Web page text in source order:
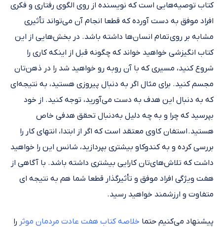
کتاب توصیه‌هایی است که نویسنده از روی الگوی رفتاری و فکری
افراد موفق به دست آورده که قطعا انجام آن می‌تواند تأثیری
مشابه بر روی تمام انسان‌ها داشته باشد. در بخش‌هایی از این
کتاب انگیزشی خواهید خواند که چگونه قبل از اینکه کاری را
شروع کنید، مسیری که با آن روبه رو خواهید شد را در ذهن‌تان
مجسم کنید. برای مثال اگر به دنبال پیروزی هستید، به نتیجه‌ای
که به دنبال این هدف به دست می‌آورید، توجه کنید. از خود
بپرسید که چرا و به چه دلیل به‌دنبال تحقق هدفی خاص
هستید. استفان کاوی معتقد است که اگر از ابتدا، انتهای کار را
بررسی کرده و به کندوکاو بیشتری بپردازید، شانس این را خواهید
داشت که تلاش‌های‌تان کارایی بیشتری داشته باشد. با آگاهی از
هفت ویژگی افراد موفق و تأثیرگذار قطعا شما هم به نتیجه ای
متفاوت و ارزشمند خواهید رسید.
پیشنهاد می‌کنیم حتما خلاصه کتاب هفت عادت مردمان موثر را